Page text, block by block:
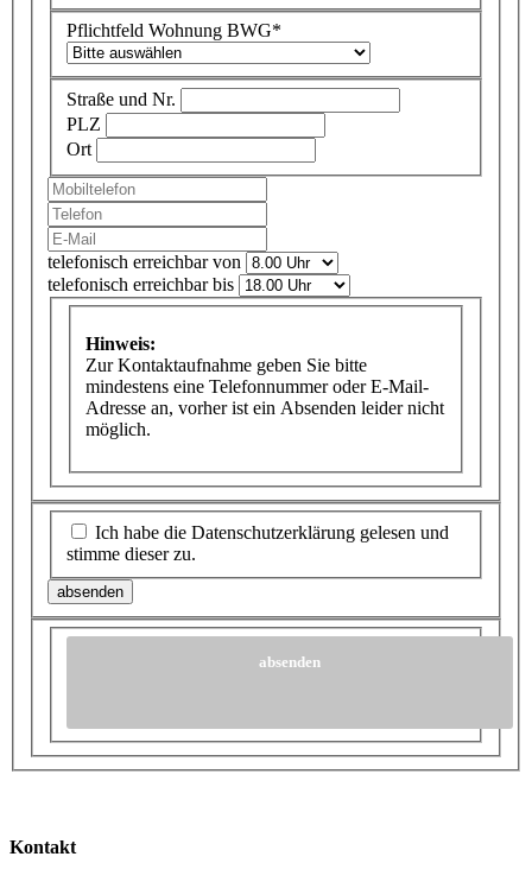
Pflichtfeld Wohnung BWG*
Straße und Nr.
PLZ
Ort
telefonisch erreichbar von
telefonisch erreichbar bis
Hinweis:
Zur Kontaktaufnahme geben Sie bitte
mindestens eine Telefonnummer oder E-Mail-
Adresse an, vorher ist ein Absenden leider nicht
möglich.
Ich habe die Datenschutzerklärung gelesen und
stimme dieser zu.
absenden
absenden
Kontakt